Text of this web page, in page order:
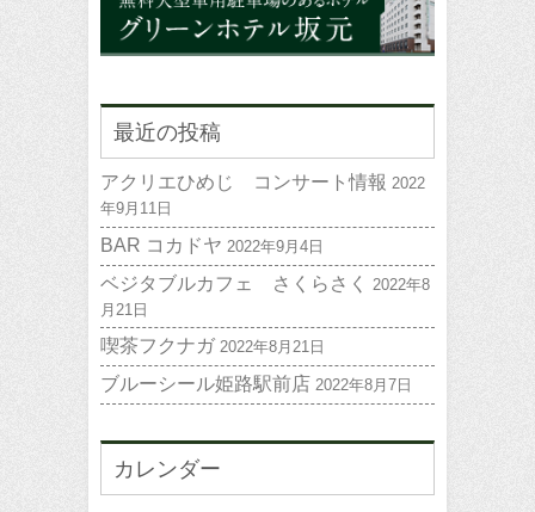
最近の投稿
アクリエひめじ コンサート情報 2022
年9月11日
BAR コカドヤ 2022年9月4日
ベジタブルカフェ さくらさく
2022年8
月21日
喫茶フクナガ 2022年8月21日
ブルーシール姫路駅前店 2022年8月7日
カレンダー